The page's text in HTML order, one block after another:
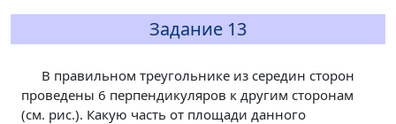
Задание 13
В правильном треугольнике из середин сторон
проведены 6 перпендикуляров к другим сторонам
(см. рис.). Какую часть от площади данного